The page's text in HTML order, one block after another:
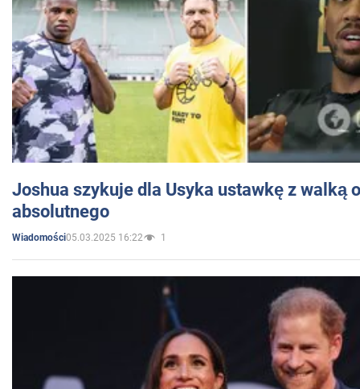
Joshua szykuje dla Usyka ustawkę z walką
absolutnego
Wiadomości05.03.2025 16:22 1